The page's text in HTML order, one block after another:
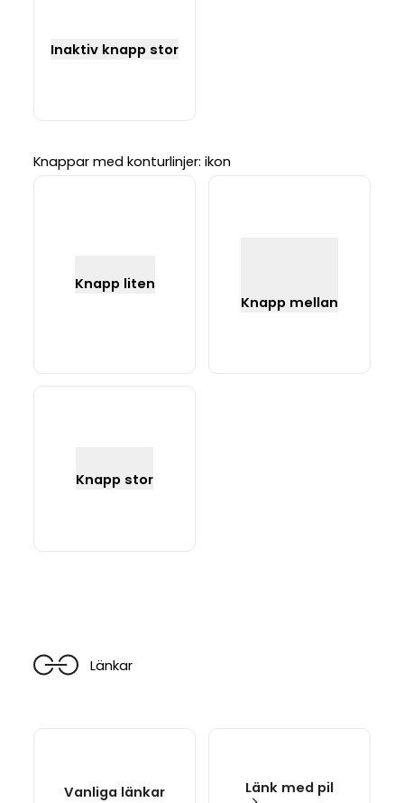
Inaktiv knapp stor
Knappar med konturlinjer: ikon
Knapp liten
Knapp mellan
Knapp stor
Länkar
Vanliga länkar Länk med pil